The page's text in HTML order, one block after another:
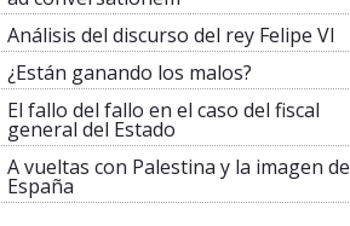
Análisis del discurso del rey Felipe VI
¿Están ganando los malos?
El fallo del fallo en el caso del fiscal
general del Estado
A vueltas con Palestina y la imagen de
España